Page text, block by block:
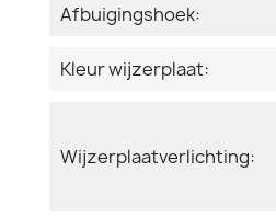
Afbuigingshoek:
Kleur wijzerplaat:
Wijzerplaatverlichting: